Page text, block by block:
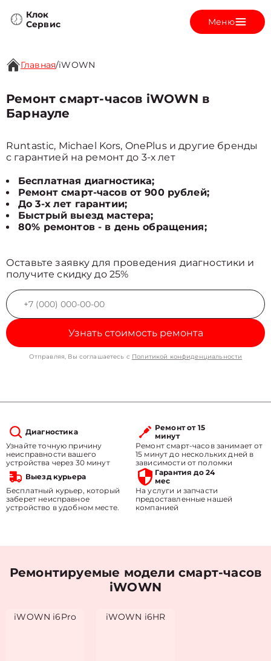
Клок
Сервис
Меню
Главная/iWOWN
Ремонт смарт-часов iWOWN в
Барнауле
Runtastic, Michael Kors, OnePlus и другие бренды
с гарантией на ремонт до 3-х лет
Бесплатная диагностика;
Ремонт смарт-часов от 900 рублей;
До 3-х лет гарантии;
Быстрый выезд мастера;
80% ремонтов - в день обращения;
Оставьте заявку для проведения диагностики и
получите скидку до 25%
Узнать стоимость ремонта
Отправляя, Вы соглашаетесь с Политикой конфиденциальности
Диагностика
Узнайте точную причину
неисправности вашего
устройства через 30 минут
Ремонт от 15
минут
Ремонт смарт-часов занимает от
15 минут до нескольких дней в
зависимости от поломки
Выезд курьера
Бесплатный курьер, который
заберет неисправное
устройство в удобном месте.
Гарантия до 24
мес
На услуги и запчасти
предоставленные нашей
компанией
Ремонтируемые модели смарт-часов
iWOWN
iWOWN i6Pro iWOWN i6HR